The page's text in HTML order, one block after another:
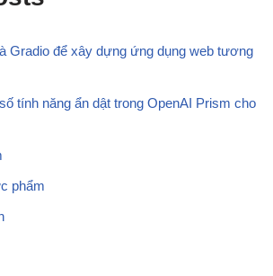
Gradio để xây dựng ứng dụng web tương
tính năng ẩn dật trong OpenAI Prism cho
phẩm